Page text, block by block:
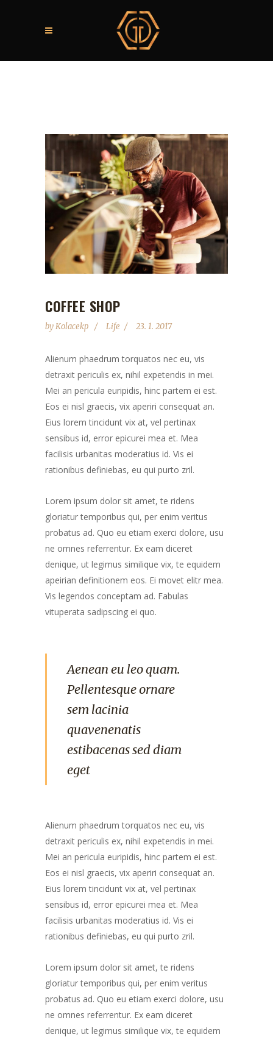
COFFEE SHOP
byKolacekp Life 23. 1. 2017
Alienum phaedrum torquatos nec eu, vis
detraxit periculis ex, nihil expetendis in mei.
Mei an pericula euripidis, hinc partem ei est.
Eos ei nisl graecis, vix aperiri consequat an.
Eius lorem tincidunt vix at, vel pertinax
sensibus id, error epicurei mea et. Mea
facilisis urbanitas moderatius id. Vis ei
rationibus definiebas, eu qui purto zril.
Lorem ipsum dolor sit amet, te ridens
gloriatur temporibus qui, per enim veritus
probatus ad. Quo eu etiam exerci dolore, usu
ne omnes referrentur. Ex eam diceret
denique, ut legimus similique vix, te equidem
apeirian definitionem eos. Ei movet elitr mea.
Vis legendos conceptam ad. Fabulas
vituperata sadipscing ei quo.
Aenean eu leo quam.
Pellentesque ornare
sem lacinia
quavenenatis
estibacenas sed diam
eget
Alienum phaedrum torquatos nec eu, vis
detraxit periculis ex, nihil expetendis in mei.
Mei an pericula euripidis, hinc partem ei est.
Eos ei nisl graecis, vix aperiri consequat an.
Eius lorem tincidunt vix at, vel pertinax
sensibus id, error epicurei mea et. Mea
facilisis urbanitas moderatius id. Vis ei
rationibus definiebas, eu qui purto zril.
Lorem ipsum dolor sit amet, te ridens
gloriatur temporibus qui, per enim veritus
probatus ad. Quo eu etiam exerci dolore, usu
ne omnes referrentur. Ex eam diceret
denique, ut legimus similique vix, te equidem